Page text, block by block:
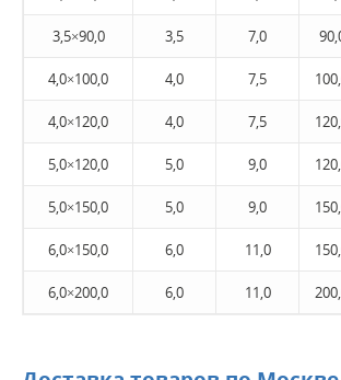
3,5×90,0 3,5 7,0
4,0×100,0 4,0 7,5
4,0×120,0 4,0 7,5
5,0×120,0 5,0 9,0
5,0×150,0 5,0 9,0
6,0×150,0 6,0 11,0
6,0×200,0 6,0 11,0